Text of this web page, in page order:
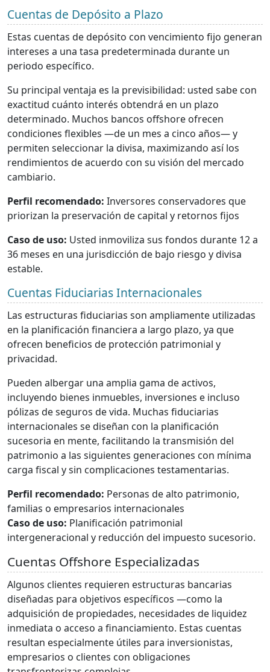
Cuentas de Depósito a Plazo
Estas cuentas de depósito con vencimiento fijo generan
intereses a una tasa predeterminada durante un
periodo específico.
Su principal ventaja es la previsibilidad: usted sabe con
exactitud cuánto interés obtendrá en un plazo
determinado. Muchos bancos offshore ofrecen
condiciones flexibles —de un mes a cinco años— y
permiten seleccionar la divisa, maximizando así los
rendimientos de acuerdo con su visión del mercado
cambiario.
Perfil recomendado: Inversores conservadores que
priorizan la preservación de capital y retornos fijos
Caso de uso: Usted inmoviliza sus fondos durante 12 a
36 meses en una jurisdicción de bajo riesgo y divisa
estable.
Cuentas Fiduciarias Internacionales
Las estructuras fiduciarias son ampliamente utilizadas
en la planificación financiera a largo plazo, ya que
ofrecen beneficios de protección patrimonial y
privacidad.
Pueden albergar una amplia gama de activos,
incluyendo bienes inmuebles, inversiones e incluso
pólizas de seguros de vida. Muchas fiduciarias
internacionales se diseñan con la planificación
sucesoria en mente, facilitando la transmisión del
patrimonio a las siguientes generaciones con mínima
carga fiscal y sin complicaciones testamentarias.
Perfil recomendado: Personas de alto patrimonio,
familias o empresarios internacionales
Caso de uso: Planificación patrimonial
intergeneracional y reducción del impuesto sucesorio.
Cuentas Offshore Especializadas
Algunos clientes requieren estructuras bancarias
diseñadas para objetivos específicos —como la
adquisición de propiedades, necesidades de liquidez
inmediata o acceso a financiamiento. Estas cuentas
resultan especialmente útiles para inversionistas,
empresarios o clientes con obligaciones